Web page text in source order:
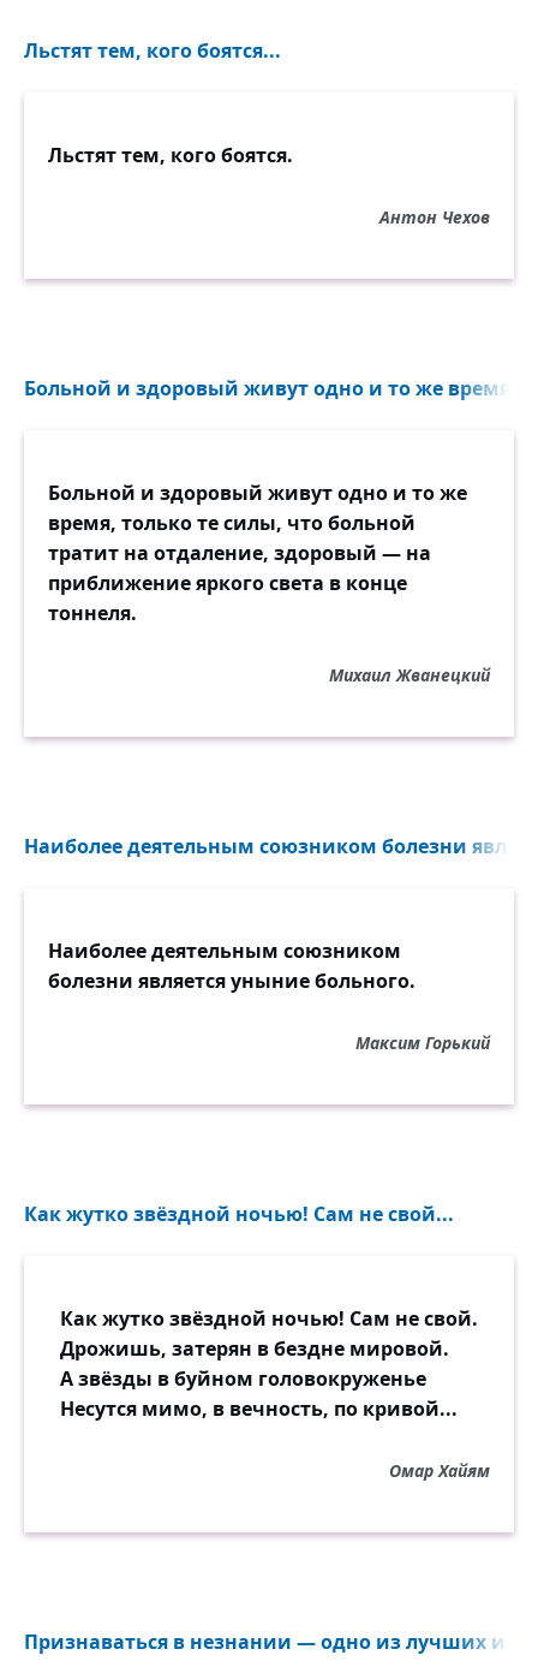
Льстят тем, кого боятся...
Льстят тем, кого боятся.
Антон Чехов
Больной и здоровый живут одно и то же время,
Больной и здоровый живут одно и то же
время, только те силы, что больной
тратит на отдаление, здоровый — на
приближение яркого света в конце
тоннеля.
Михаил Жванецкий
Наиболее деятельным союзником болезни
Наиболее деятельным союзником
болезни является уныние больного.
Максим Горький
Как жутко звёздной ночью! Сам не свой...
Как жутко звёздной ночью! Сам не свой.
Дрожишь, затерян в бездне мировой.
А звёзды в буйном головокруженье
Несутся мимо, в вечность, по кривой...
Омар Хайям
Признаваться в незнании — одно из лучших и